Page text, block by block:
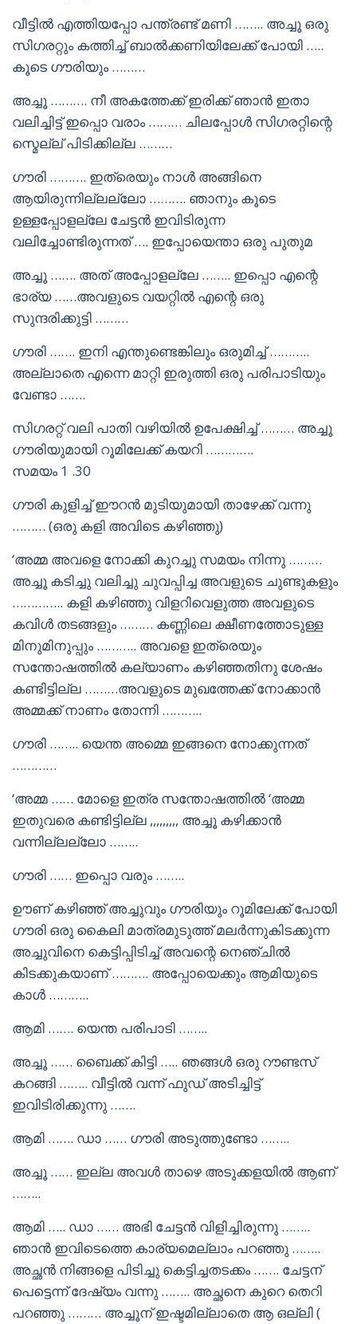
വീട്ടിൽ എത്തിയപ്പോ പന്ത്രണ്ട് മണി …….. അച്ചൂ ഒരു
സിഗരറ്റും കത്തിച്ച് ബാൽക്കണിയിലേക്ക് പോയി …..
കൂടെ ഗൗരിയും ………
അച്ചൂ ………. നീ അകത്തേക്ക് ഇരിക്ക് ഞാൻ ഇതാ
വലിച്ചിട്ട് ഇപ്പൊ വരാം ……… ചിലപ്പോൾ സിഗരറ്റിന്റെ
സ്മെല്ല് പിടിക്കില്ല ………
ഗൗരി ………. ഇത്രെയും നാൾ അങ്ങിനെ
ആയിരുന്നില്ലല്ലോ ………. ഞാനും കൂടെ
ഉള്ളപ്പോളല്ലേ ചേട്ടൻ ഇവിടിരുന്ന
വലിച്ചോണ്ടിരുന്നത് …. ഇപ്പോയെന്താ ഒരു പുതുമ
അച്ചൂ ……. അത് അപ്പോളല്ലേ …….. ഇപ്പൊ എന്റെ
ഭാര്യ ……അവളുടെ വയറ്റിൽ എന്റെ ഒരു
സുന്ദരിക്കുട്ടി ………
ഗൗരി ……. ഇനി എന്തുണ്ടെങ്കിലും ഒരുമിച്ച് ………..
അല്ലാതെ എന്നെ മാറ്റി ഇരുത്തി ഒരു പരിപാടിയും
വേണ്ടാ …….
സിഗരറ്റ് വലി പാതി വഴിയിൽ ഉപേക്ഷിച്ച് ……… അച്ചൂ
ഗൗരിയുമായി റൂമിലേക്ക് കയറി ………….
സമയം 1 .30
ഗൗരി കുളിച്ച് ഈറൻ മുടിയുമായി താഴേക്ക് വന്നു
……… (ഒരു കളി അവിടെ കഴിഞ്ഞു)
‘അമ്മ അവളെ നോക്കി കുറച്ചു സമയം നിന്നു ………
അച്ചൂ കടിച്ചു വലിച്ചു ചുവപ്പിച്ച അവളുടെ ചുണ്ടുകളും
………….. കളി കഴിഞ്ഞു വിളറിവെളുത്ത അവളുടെ
കവിൾ തടങ്ങളും ……… കണ്ണിലെ ക്ഷീണത്തോടുള്ള
മിനുമിനുപ്പും ……….. അവളെ ഇത്രെയും
സന്തോഷത്തിൽ കല്യാണം കഴിഞ്ഞതിനു ശേഷം
കണ്ടിട്ടില്ല ………അവളുടെ മുഖത്തേക്ക് നോക്കാൻ
അമ്മക്ക് നാണം തോന്നി ………..
ഗൗരി …….. യെന്ത അമ്മെ ഇങ്ങനെ നോക്കുന്നത്
…………
‘അമ്മ …… മോളെ ഇത്ര സന്തോഷത്തിൽ ‘അമ്മ
ഇതുവരെ കണ്ടിട്ടില്ല ,,,,,,,,, അച്ചൂ കഴിക്കാൻ
വന്നില്ലല്ലോ ……..
ഗൗരി …… ഇപ്പൊ വരും ……..
ഊണ് കഴിഞ്ഞ് അച്ചുവും ഗൗരിയും റൂമിലേക്ക് പോയി
ഗൗരി ഒരു കൈലി മാത്രമുടുത്ത് മലർന്നുകിടക്കുന്ന
അച്ചുവിനെ കെട്ടിപ്പിടിച്ച് അവന്റെ നെഞ്ചിൽ
കിടക്കുകയാണ് ………. അപ്പോയെക്കും ആമിയുടെ
കാൾ ………..
ആമി ……. യെന്ത പരിപാടി ……..
അച്ചൂ …… ബൈക്ക് കിട്ടി ….. ഞങ്ങൾ ഒരു റൗണ്ടസ്
കറങ്ങി …….. വീട്ടിൽ വന്ന് ഫുഡ് അടിച്ചിട്ട്
ഇവിടിരിക്കുന്നു …….
ആമി ……. ഡാ …… ഗൗരി അടുത്തുണ്ടോ ……..
അച്ചൂ …… ഇല്ല അവൾ താഴെ അടുക്കളയിൽ ആണ്
……..
ആമി ….. ഡാ …… അഭി ചേട്ടൻ വിളിച്ചിരുന്നു ……..
ഞാൻ ഇവിടെത്തെ കാര്യമെല്ലാം പറഞ്ഞു ……..
അച്ഛൻ നിങ്ങളെ പിടിച്ചു കെട്ടിച്ചതടക്കം ……. ചേട്ടന്
പെട്ടെന്ന് ദേഷ്യം വന്നു …….. അച്ഛനെ കുറെ തെറി
പറഞ്ഞു ……… അച്ചൂന് ഇഷ്ടമില്ലാതെ ആ ഒല്ലി (